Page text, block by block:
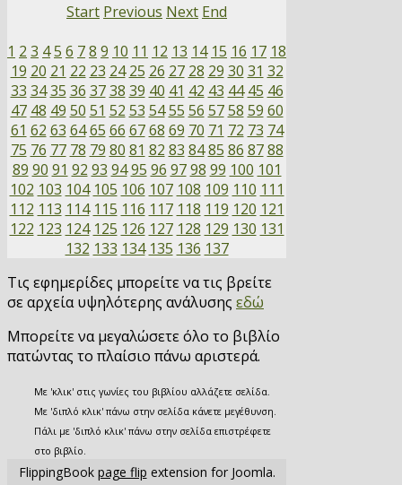
Start Previous Next End
1 2 3 45 6 78 9 10 11 12 13 14 15 16 17 18
19 20 21 22 23 24 25 26 27 28 29 30 31 32
33 34 35 36 37 38 39 40 41 42 43 44 45 46
47 48 49 50 51 52 53 54 55 56 57 58 59 60
61 62 63 64 65 66 67 68 69 70 71 72 73 74
75 76 77 78 79 80 81 82 83 84 85 86 87 88
89 90 91 92 93 94 95 96 97 98 99 100 101
102 103 104 105 106 107 108 109 110 111
112 113 114 115 116 117 118 119 120 121
122 123 124 125 126 127 128 129 130 131
132 133 134 135 136 137
Τις εφημερίδες μπορείτε να τις βρείτε
σε αρχεία υψηλότερης ανάλυσης εδώ
Μπορείτε να μεγαλώσετε όλο το βιβλίο
πατώντας το πλαίσιο πάνω αριστερά.
Με 'κλικ' στις γωνίες του βιβλίου αλλάζετε σελίδα.
Με 'διπλό κλικ' πάνω στην σελίδα κάνετε μεγέθυνση.
Πάλι με 'διπλό κλικ' πάνω στην σελίδα επιστρέφετε
στο βιβλίο.
FlippingBook page flip extension for Joomla.